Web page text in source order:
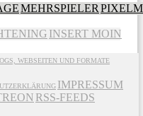
MEHRSPIELER
INSERT MOIN
WEBSEITEN UND FORMATE
IMPRESSUM
RSS-FEEDS